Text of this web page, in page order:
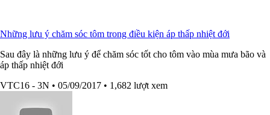
Những lưu ý chăm sóc tôm trong điều kiện áp thấp nhiệt đới
Sau đây là những lưu ý để chăm sóc tốt cho tôm vào mùa mưa bão và
áp thấp nhiệt đới
VTC16 - 3N • 05/09/2017 • 1,682 lượt xem